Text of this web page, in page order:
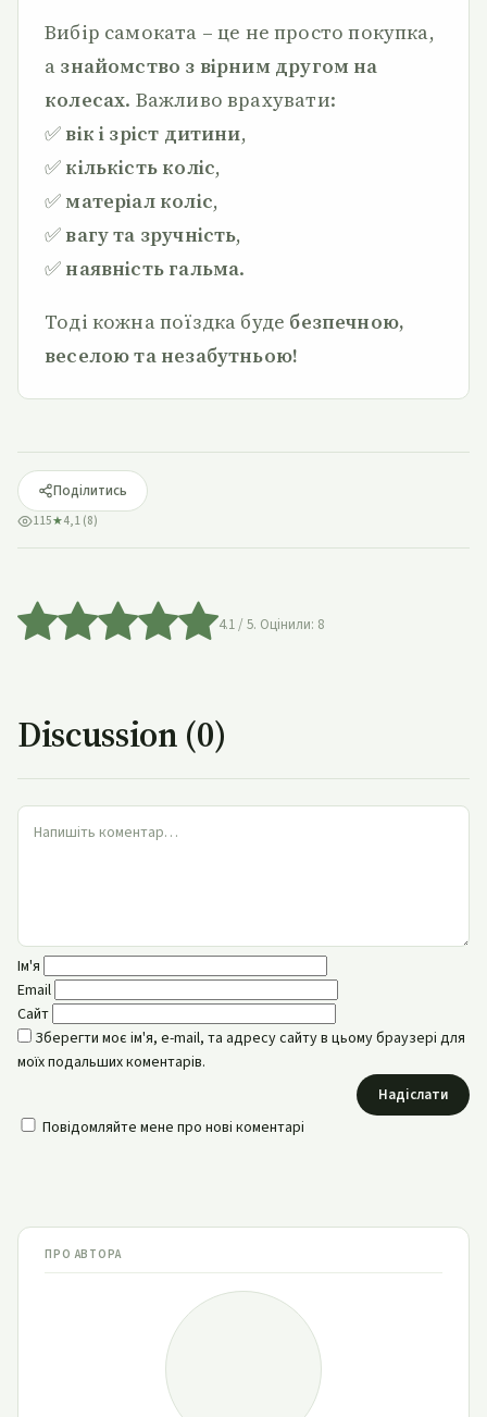
Вибір самоката – це не просто покупка,
а знайомство з вірним другом на
колесах. Важливо врахувати:
✅ вік і зріст дитини,
✅ кількість коліс,
✅ матеріал коліс,
✅ вагу та зручність,
✅ наявність гальма.
Тоді кожна поїздка буде безпечною,
веселою та незабутньою!
Поділитись
115★4,1 (8)
4.1/ 5. Оцінили: 8
Discussion (0)
Ім'я
Email
Сайт
Зберегти моє ім'я, e-mail, та адресу сайту в цьому браузері для
моїх подальших коментарів.
Надіслати
Повідомляйте мене про нові коментарі
ПРО АВТОРА